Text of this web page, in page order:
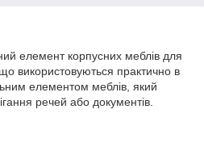
елемент корпусних меблів для
використовуються практично в
елементом меблів, який
речей або документів.